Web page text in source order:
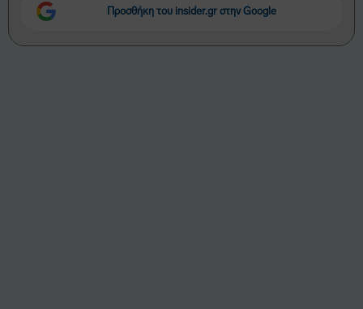
Προσθήκη του insider.gr στην Google